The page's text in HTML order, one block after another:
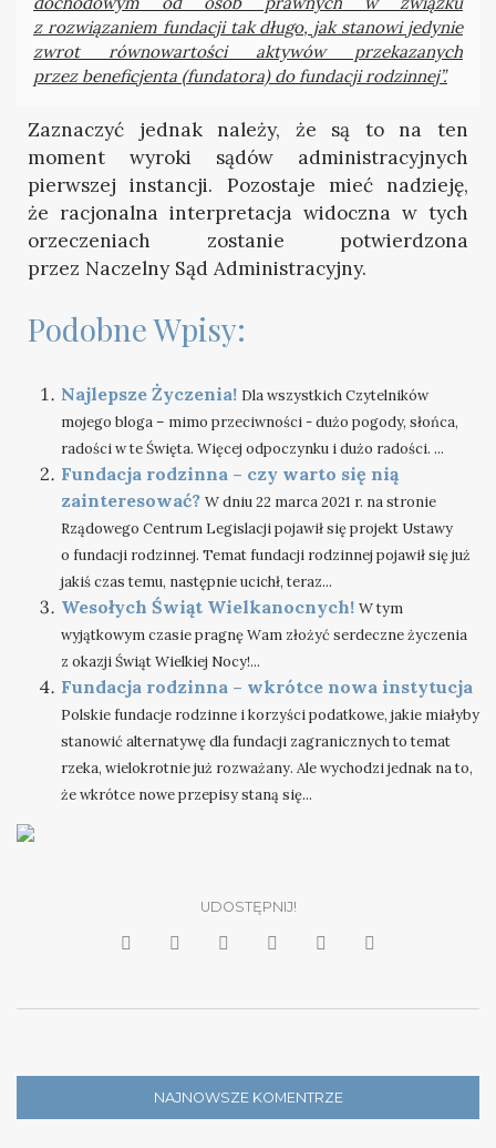
z rozwiązaniem fundacji tak długo, jak stanowi jedynie
zwrot równowartości aktywów przekazanych
przez beneficjenta (fundatora) do fundacji rodzinnej”.
Zaznaczyć jednak należy, że są to na ten
moment wyroki sądów administracyjnych
pierwszej instancji. Pozostaje mieć nadzieję,
że racjonalna interpretacja widoczna w tych
orzeczeniach zostanie potwierdzona
przez Naczelny Sąd Administracyjny.
Podobne Wpisy:
Najlepsze Życzenia! Dla wszystkich Czytelników
mojego bloga – mimo przeciwności - dużo pogody, słońca,
radości w te Święta. Więcej odpoczynku i dużo radości. ...
Fundacja rodzinna – czy warto się nią
zainteresować? W dniu 22 marca 2021 r. na stronie
Rządowego Centrum Legislacji pojawił się projekt Ustawy
o fundacji rodzinnej. Temat fundacji rodzinnej pojawił się już
jakiś czas temu, następnie ucichł, teraz...
Wesołych Świąt Wielkanocnych! W tym
wyjątkowym czasie pragnę Wam złożyć serdeczne życzenia
z okazji Świąt Wielkiej Nocy!...
Fundacja rodzinna – wkrótce nowa instytucja
Polskie fundacje rodzinne i korzyści podatkowe, jakie miałyby
stanowić alternatywę dla fundacji zagranicznych to temat
rzeka, wielokrotnie już rozważany. Ale wychodzi jednak na to,
że wkrótce nowe przepisy staną się...
UDOSTĘPNIJ!
NAJNOWSZE KOMENTRZE